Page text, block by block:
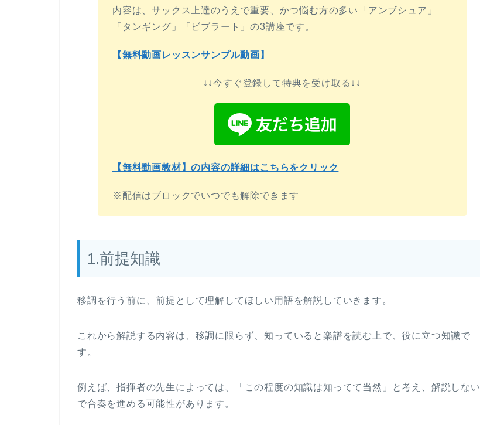
内容は、サックス上達のうえで重要、かつ悩む方の多い「アンブシュア」
「タンギング」「ビブラート」の3講座です。
【無料動画レッスンサンプル動画】
↓↓今すぐ登録して特典を受け取る↓↓
【無料動画教材】の内容の詳細はこちらをクリック
※配信はブロックでいつでも解除できます
1.前提知識
移調を行う前に、前提として理解してほしい用語を解説していきます。
これから解説する内容は、移調に限らず、知っていると楽譜を読む上で、役に立つ知識で
す。
例えば、指揮者の先生によっては、「この程度の知識は知ってて当然」と考え、解説しない
で合奏を進める可能性があります。